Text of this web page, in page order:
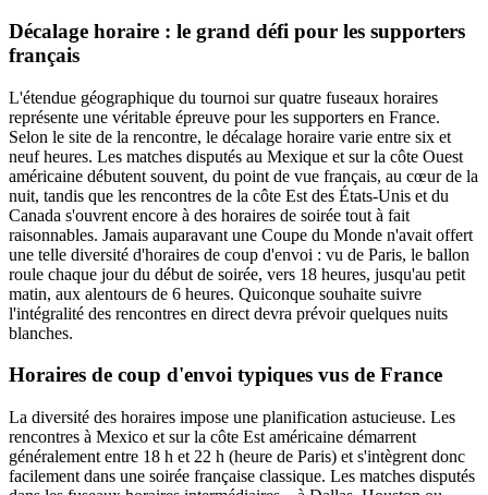
Décalage horaire : le grand défi pour les supporters
français
L'étendue géographique du tournoi sur quatre fuseaux horaires
représente une véritable épreuve pour les supporters en France.
Selon le site de la rencontre, le décalage horaire varie entre six et
neuf heures. Les matches disputés au Mexique et sur la côte Ouest
américaine débutent souvent, du point de vue français, au cœur de la
nuit, tandis que les rencontres de la côte Est des États-Unis et du
Canada s'ouvrent encore à des horaires de soirée tout à fait
raisonnables. Jamais auparavant une Coupe du Monde n'avait offert
une telle diversité d'horaires de coup d'envoi : vu de Paris, le ballon
roule chaque jour du début de soirée, vers 18 heures, jusqu'au petit
matin, aux alentours de 6 heures. Quiconque souhaite suivre
l'intégralité des rencontres en direct devra prévoir quelques nuits
blanches.
Horaires de coup d'envoi typiques vus de France
La diversité des horaires impose une planification astucieuse. Les
rencontres à Mexico et sur la côte Est américaine démarrent
généralement entre 18 h et 22 h (heure de Paris) et s'intègrent donc
facilement dans une soirée française classique. Les matches disputés